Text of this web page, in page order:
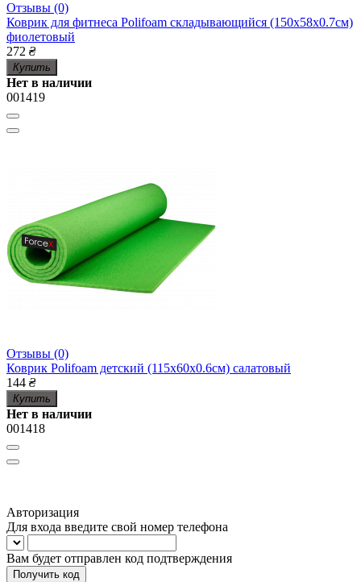
Отзывы (0)
Коврик для фитнеса Polifoam складывающийся (150x58x0.7см)
фиолетовый
272 ₴
Купить
Нет в наличии
001419
Отзывы (0)
Коврик Polifoam детский (115x60x0.6см) салатовый
144 ₴
Купить
Нет в наличии
001418
Авторизация
Для входа введите свой номер телефона
Вам будет отправлен код подтверждения
Получить код